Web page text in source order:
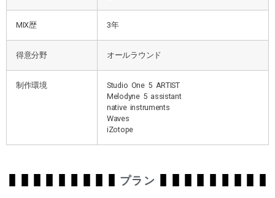
MIX歴 3年
得意分野 オールラウンド
制作環境
Studio One 5 ARTIST
Melodyne 5 assistant
native instruments
Waves
iZotope
プラン